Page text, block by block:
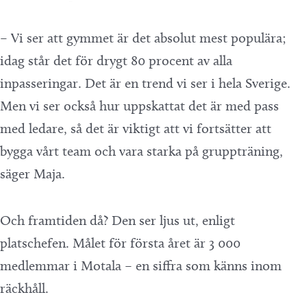
– Vi ser att gymmet är det absolut mest populära;
idag står det för drygt 80 procent av alla
inpasseringar. Det är en trend vi ser i hela Sverige.
Men vi ser också hur uppskattat det är med pass
med ledare, så det är viktigt att vi fortsätter att
bygga vårt team och vara starka på gruppträning,
säger Maja.
Och framtiden då? Den ser ljus ut, enligt
platschefen. Målet för första året är 3 000
medlemmar i Motala – en siffra som känns inom
räckhåll.